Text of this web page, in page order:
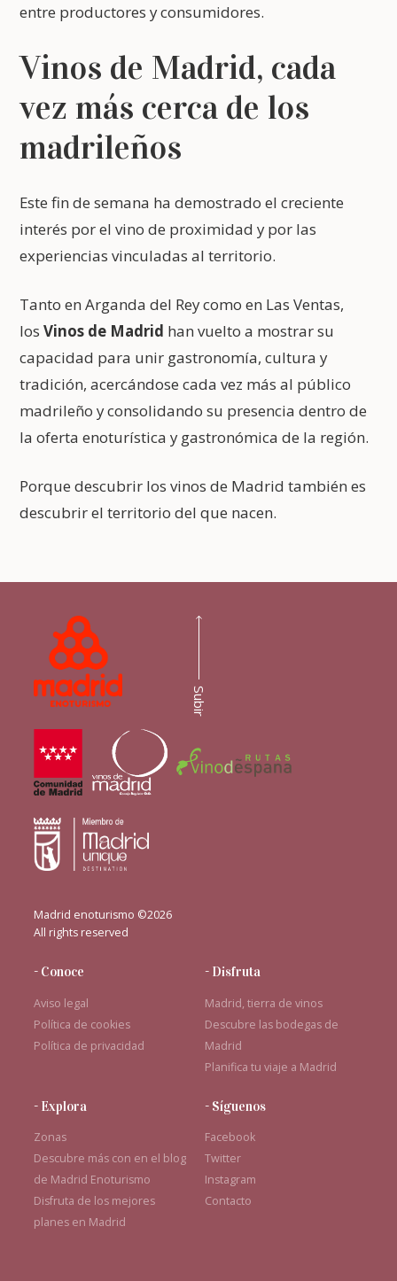
entre productores y consumidores.
Vinos de Madrid, cada
vez más cerca de los
madrileños
Este fin de semana ha demostrado el creciente
interés por el vino de proximidad y por las
experiencias vinculadas al territorio.
Tanto en Arganda del Rey como en Las Ventas,
losVinos de Madrid han vuelto a mostrar su
capacidad para unir gastronomía, cultura y
tradición, acercándose cada vez más al público
madrileño y consolidando su presencia dentro de
la oferta enoturística y gastronómica de la región.
Porque descubrir los vinos de Madrid también es
descubrir el territorio del que nacen.
Madrid enoturismo ©2026
All rights reserved
- Conoce
Aviso legal
Política de cookies
Política de privacidad
- Disfruta
Madrid, tierra de vinos
Descubre las bodegas de
Madrid
Planifica tu viaje a Madrid
- Explora
Zonas
Descubre más con en el blog
de Madrid Enoturismo
Disfruta de los mejores
planes en Madrid
- Síguenos
Facebook
Twitter
Instagram
Contacto
Subir